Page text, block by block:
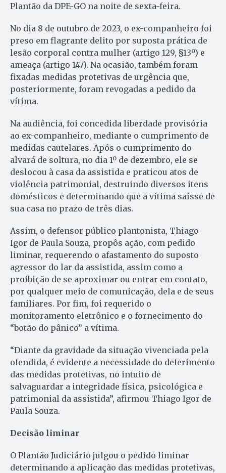
Plantão da DPE-GO na noite de sexta-feira.
No dia 8 de outubro de 2023, o ex-companheiro foi
preso em flagrante delito por suposta prática de
lesão corporal contra mulher (artigo 129, §13º) e
ameaça (artigo 147). Na ocasião, também foram
fixadas medidas protetivas de urgência que,
posteriormente, foram revogadas a pedido da
vítima.
Na audiência, foi concedida liberdade provisória
ao ex-companheiro, mediante o cumprimento de
medidas cautelares. Após o cumprimento do
alvará de soltura, no dia 1º de dezembro, ele se
deslocou à casa da assistida e praticou atos de
violência patrimonial, destruindo diversos itens
domésticos e determinando que a vítima saísse de
sua casa no prazo de três dias.
Assim, o defensor público plantonista, Thiago
Igor de Paula Souza, propôs ação, com pedido
liminar, requerendo o afastamento do suposto
agressor do lar da assistida, assim como a
proibição de se aproximar ou entrar em contato,
por qualquer meio de comunicação, dela e de seus
familiares. Por fim, foi requerido o
monitoramento eletrônico e o fornecimento do
“botão do pânico” a vítima.
“Diante da gravidade da situação vivenciada pela
ofendida, é evidente a necessidade do deferimento
das medidas protetivas, no intuito de
salvaguardar a integridade física, psicológica e
patrimonial da assistida”, afirmou Thiago Igor de
Paula Souza.
Decisão liminar
O Plantão Judiciário julgou o pedido liminar
determinando a aplicação das medidas protetivas,